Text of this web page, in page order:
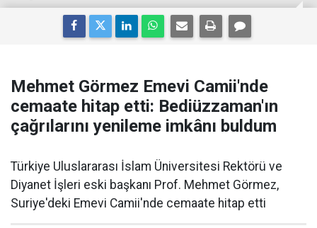
Mehmet Görmez Emevi Camii'nde
cemaate hitap etti: Bediüzzaman'ın
çağrılarını yenileme imkânı buldum
Türkiye Uluslararası İslam Üniversitesi Rektörü ve
Diyanet İşleri eski başkanı Prof. Mehmet Görmez,
Suriye'deki Emevi Camii'nde cemaate hitap etti